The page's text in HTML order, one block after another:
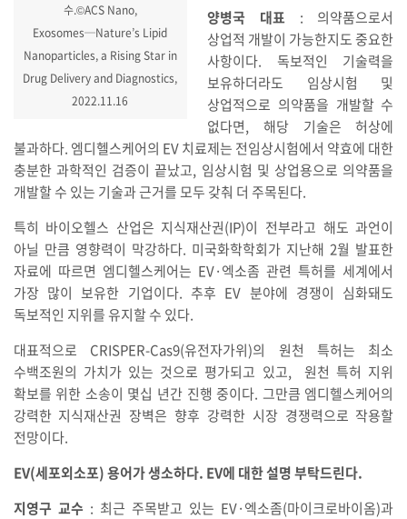
수.©ACS Nano,
Exosomes─Nature’s Lipid
Nanoparticles, a Rising Star in
Drug Delivery and Diagnostics,
2022.11.16
양병국 대표 : 의약품으로서
상업적 개발이 가능한지도 중요한
사항이다. 독보적인 기술력을
보유하더라도 임상시험 및
상업적으로 의약품을 개발할 수
없다면, 해당 기술은 허상에
불과하다. 엠디헬스케어의 EV 치료제는 전임상시험에서 약효에 대한
충분한 과학적인 검증이 끝났고, 임상시험 및 상업용으로 의약품을
개발할 수 있는 기술과 근거를 모두 갖춰 더 주목된다.
특히 바이오헬스 산업은 지식재산권(IP)이 전부라고 해도 과언이
아닐 만큼 영향력이 막강하다. 미국화학학회가 지난해 2월 발표한
자료에 따르면 엠디헬스케어는 EV·엑소좀 관련 특허를 세계에서
가장 많이 보유한 기업이다. 추후 EV 분야에 경쟁이 심화돼도
독보적인 지위를 유지할 수 있다.
대표적으로 CRISPER-Cas9(유전자가위)의 원천 특허는 최소
수백조원의 가치가 있는 것으로 평가되고 있고, 원천 특허 지위
확보를 위한 소송이 몇십 년간 진행 중이다. 그만큼 엠디헬스케어의
강력한 지식재산권 장벽은 향후 강력한 시장 경쟁력으로 작용할
전망이다.
EV(세포외소포) 용어가 생소하다. EV에 대한 설명 부탁드린다.
지영구 교수 : 최근 주목받고 있는 EV·엑소좀(마이크로바이옴)과